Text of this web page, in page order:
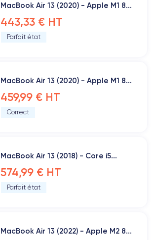
MacBook Air 13 (2020) - Apple M1 8...
443,33 € HT
Parfait état
MacBook Air 13 (2020) - Apple M1 8...
459,99 € HT
Correct
MacBook Air 13 (2018) - Core i5...
574,99 € HT
Parfait état
MacBook Air 13 (2022) - Apple M2 8...